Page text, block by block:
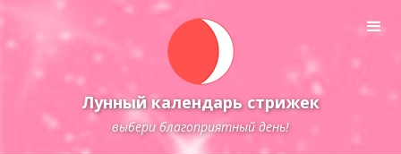
Лунный календарь стрижек
выбери благоприятный день!